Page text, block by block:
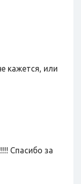
кажется, или
Спасибо за